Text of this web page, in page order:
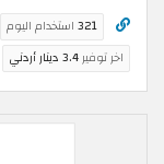
321 استخدام اليوم
اخر توفير3.4 دينار أردني